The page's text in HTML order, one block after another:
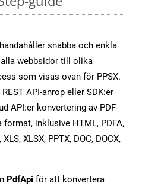
snabba och enkla
webbsidor till olika
som visas ovan för PPSX.
API-anrop eller SDK:er
API:er konvertering av PDF-
inklusive HTML, PDFA,
XLSX, PPTX, DOC, DOCX,
PdfApi för att konvertera